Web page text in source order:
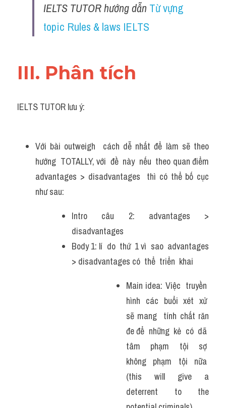
IELTS Advice
Đề thi thật Task 2
Speaking
Writing
Business
IELTS TUTOR hướng dẫn Từ vựng
topic Rules & laws IELTS
III. Phân tích
IELTS TUTOR lưu ý:
Với bài outweigh  cách dễ nhất để làm sẽ theo
hướng  TOTALLY, với  đề  này  nếu  theo quan điểm
advantages > disadvantages  thì có thể bố cục
như sau:
Intro câu 2: advantages >
disadvantages
Body 1: lí  do  thứ  1 vì  sao  advantages
> disadvantages có  thể  triển  khai
Main idea: Việc  truyền
hình  các  buổi  xét  xử
sẽ mang  tính chất răn
đe để  những  kẻ  có  dã
tâm  phạm  tội  sợ
không  phạm  tội  nữa
(this will give a
deterrent to the